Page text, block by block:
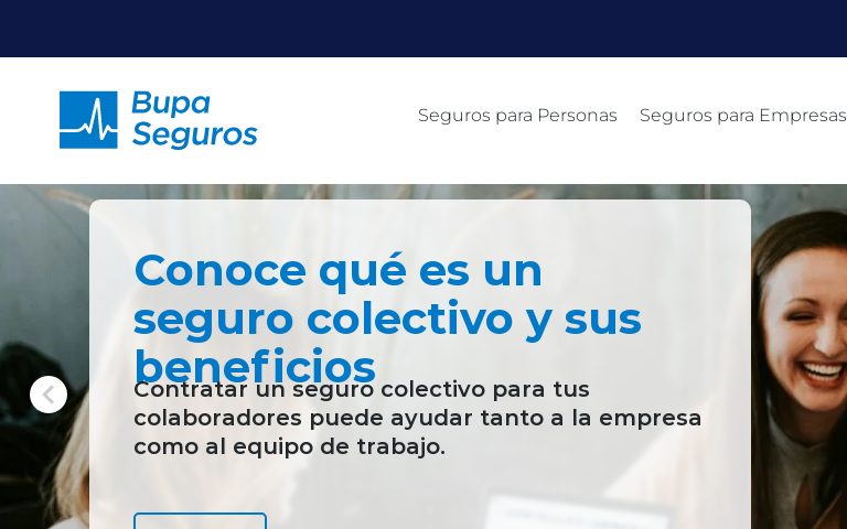
Seguros para Personas Seguros para Empresas
Conoce qué es un
seguro colectivo y sus
beneficios
Contratar un seguro colectivo para tus
colaboradores puede ayudar tanto a la empresa
como al equipo de trabajo.